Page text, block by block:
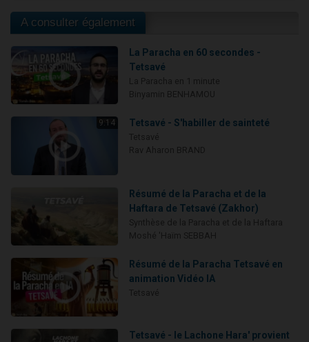
A consulter également
La Paracha en 60 secondes -
Tetsavé
9:14 Tetsavé - S'habiller de sainteté
Résumé de la Paracha et de la
Haftara de Tetsavé (Zakhor)
Résumé de la Paracha Tetsavé en
animation Vidéo IA
Tetsavé - le Lachone Hara' provient